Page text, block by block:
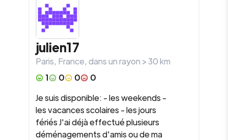
julien17
Paris, France, dans un rayon >30km
1
0 0
0
Je suis disponible: - les weekends -
les vacances scolaires - les jours
fériés J'ai déjà effectué plusieurs
déménagements d'amis ou de ma